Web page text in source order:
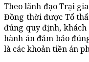
Theo lãnh đạo Trại
Đồng thời được Tổ
đúng quy định, khách
hành án đảm bảo
là các khoản tiền án